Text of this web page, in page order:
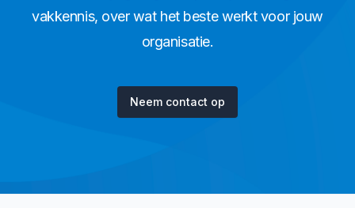
vakkennis, over wat het beste werkt voor jouw
organisatie.
Neem contact op